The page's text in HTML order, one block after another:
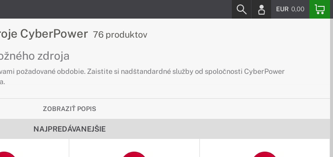
EUR 0,00
CyberPower 76 produktov
zdroja
požadované obdobie. Zaistite si nadštandardné služby od spoločnosti CyberPower
ZOBRAZIŤ POPIS
NAJPREDÁVANEJŠIE